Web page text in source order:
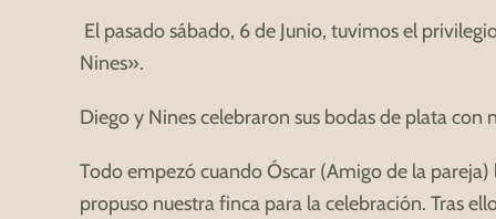
El pasado sábado, 6 de Junio, tuvimos el
Nines».
Diego y Nines celebraron sus bodas de plata
Todo empezó cuando Óscar (Amigo de la
propuso nuestra finca para la celebración. Tras